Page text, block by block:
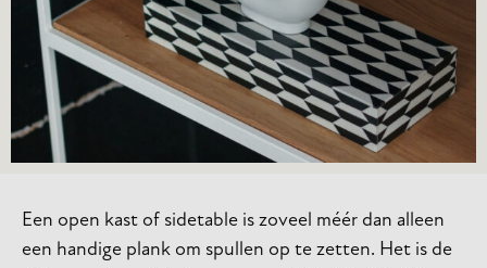
Een open kast of sidetable is zoveel méér dan alleen
een handige plank om spullen op te zetten. Het is de